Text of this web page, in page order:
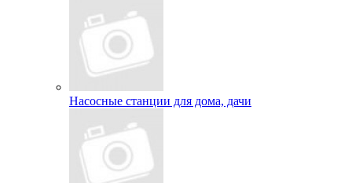
Насосные станции для дома, дачи